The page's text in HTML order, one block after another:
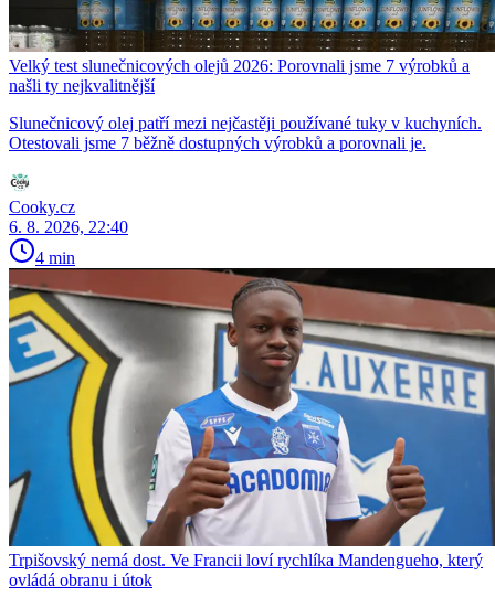
Velký test slunečnicových olejů 2026: Porovnali jsme 7 výrobků a
našli ty nejkvalitnější
Slunečnicový olej patří mezi nejčastěji používané tuky v kuchyních.
Otestovali jsme 7 běžně dostupných výrobků a porovnali je.
Cooky.cz
6. 8. 2026, 22:40
4 min
Trpišovský nemá dost. Ve Francii loví rychlíka Mandengueho, který
ovládá obranu i útok